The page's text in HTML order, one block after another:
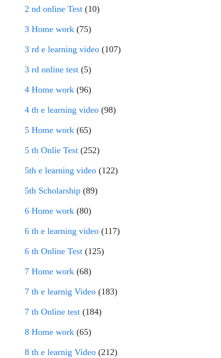
2 nd online Test (10)
3 Home work (75)
3 rd e learning video (107)
3 rd online test (5)
4 Home work (96)
4 th e learning video (98)
5 Home work (65)
5 th Onlie Test (252)
5th e learning video (122)
5th Scholarship (89)
6 Home work (80)
6 th e learning video (117)
6 th Online Test (125)
7 Home work (68)
7 th e learnig Video (183)
7 th Online test (184)
8 Home work (65)
8 th e learnig Video (212)